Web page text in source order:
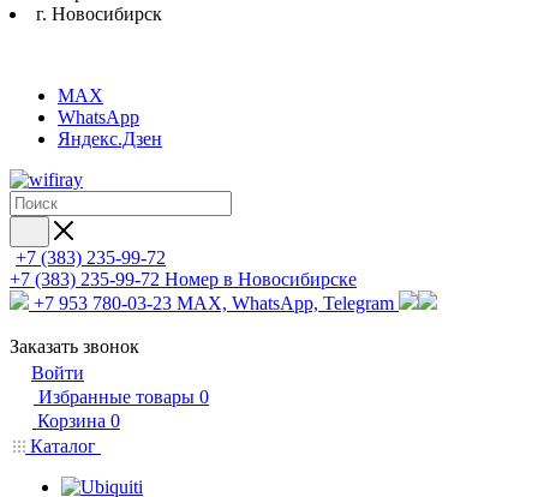
г. Новосибирск
MAX
WhatsApp
Яндекс.Дзен
+7 (383) 235-99-72
+7 (383) 235-99-72 Номер в Новосибирске
+7 953 780-03-23 MAX, WhatsApp, Telegram
Заказать звонок
Войти
Избранные товары 0
Корзина 0
Каталог